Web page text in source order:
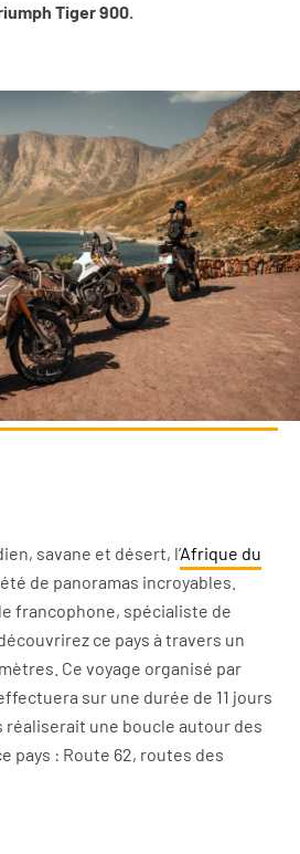
Tiger 900.
savane et désert, l’Afrique du
de panoramas incroyables.
francophone, spécialiste de
ce pays à travers un
Ce voyage organisé par
sur une durée de 11 jours
réaliserait une boucle autour des
pays : Route 62, routes des